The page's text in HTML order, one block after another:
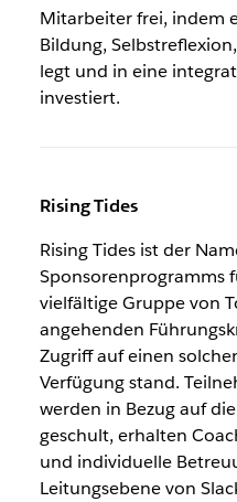
Mitarbeiter frei, indem
Bildung,
legt und in eine
investiert.
Rising Tides
Rising Tides ist der
Sponsorenprogramms
vielfältige Gruppe von
angehenden
Zugriff auf einen
Verfügung stand.
werden in Bezug auf
geschult, erhalten
und individuelle
Leitungsebene von